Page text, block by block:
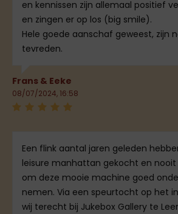
en kennissen zijn allemaal positief
en zingen er op los (big smile).
Hele goede aanschaf geweest, zijn
tevreden.
Frans & Eeke
08/07/2024, 16:58
Een flink aantal jaren geleden
leisure manhattan gekocht en
om deze mooie machine goed
nemen. Via een speurtocht op het
wij terecht bij Jukebox Gallery te